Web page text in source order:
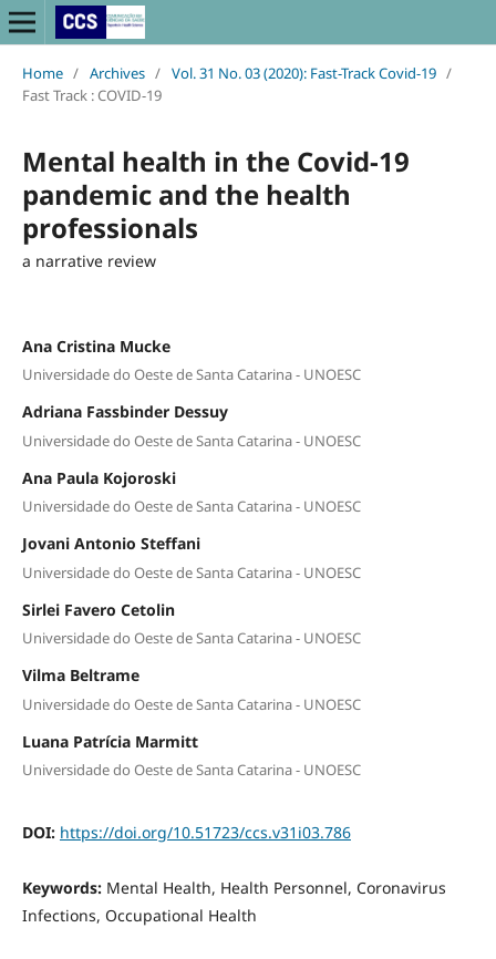
Home / Archives / Vol. 31 No. 03 (2020): Fast-Track Covid-19 /
Fast Track : COVID-19
Mental health in the Covid-19
pandemic and the health
professionals
a narrative review
Ana Cristina Mucke
Universidade do Oeste de Santa Catarina - UNOESC
Adriana Fassbinder Dessuy
Universidade do Oeste de Santa Catarina - UNOESC
Ana Paula Kojoroski
Universidade do Oeste de Santa Catarina - UNOESC
Jovani Antonio Steffani
Universidade do Oeste de Santa Catarina - UNOESC
Sirlei Favero Cetolin
Universidade do Oeste de Santa Catarina - UNOESC
Vilma Beltrame
Universidade do Oeste de Santa Catarina - UNOESC
Luana Patrícia Marmitt
Universidade do Oeste de Santa Catarina - UNOESC
DOI: https://doi.org/10.51723/ccs.v31i03.786
Keywords: Mental Health, Health Personnel, Coronavirus
Infections, Occupational Health